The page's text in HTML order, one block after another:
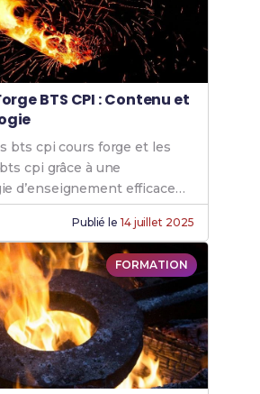
BTS CPI : Contenu et
bts cpi cours forge et les
cpi grâce à une
d’enseignement efficace
tes compétences forge
Publié le 14 juillet 2025
FORMATION